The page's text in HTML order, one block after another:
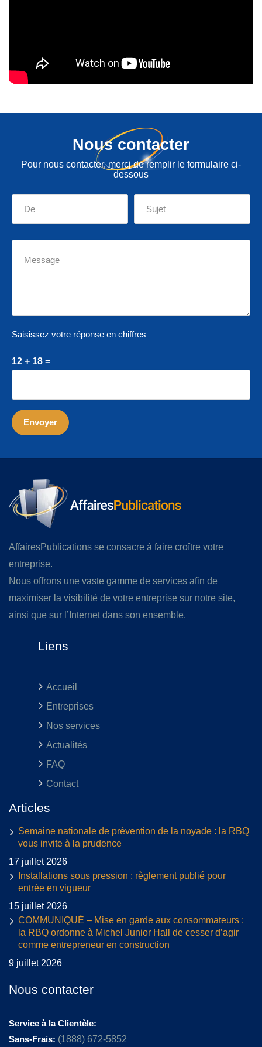
Nous contacter
Pour nous contacter, merci de remplir le formulaire ci-
dessous
Saisissez votre réponse en chiffres
12 + 18 =
AffairesPublications se consacre à faire croître votre
entreprise.
Nous offrons une vaste gamme de services afin de
maximiser la visibilité de votre entreprise sur notre site,
ainsi que sur l’Internet dans son ensemble.
Liens
Accueil
Entreprises
Nos services
Actualités
FAQ
Contact
Articles
Semaine nationale de prévention de la noyade : la RBQ
vous invite à la prudence
17 juillet 2026
Installations sous pression : règlement publié pour
entrée en vigueur
15 juillet 2026
COMMUNIQUÉ – Mise en garde aux consommateurs :
la RBQ ordonne à Michel Junior Hall de cesser d’agir
comme entrepreneur en construction
9 juillet 2026
Nous contacter
Service à la Clientèle:
Sans-Frais: (1888) 672-5852